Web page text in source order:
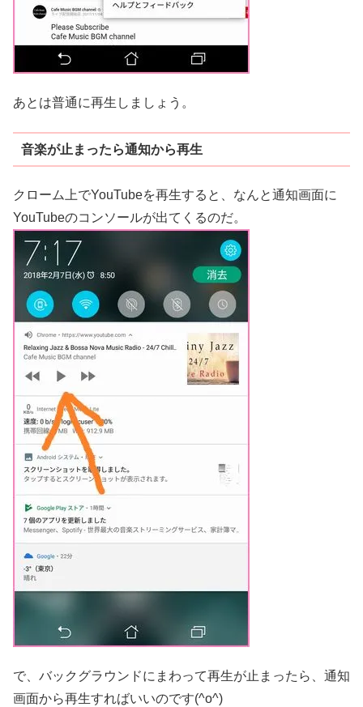
あとは普通に再生しましょう。
音楽が止まったら通知から再生
クローム上でYouTubeを再生すると、なんと通知画面に
YouTubeのコンソールが出てくるのだ。
で、バックグラウンドにまわって再生が止まったら、通知
画面から再生すればいいのです(^o^)